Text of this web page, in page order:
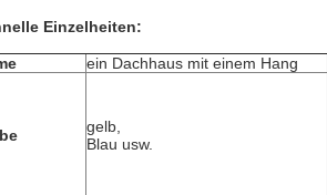
Einzelheiten:
ein Dachhaus mit einem Hang
gelb,
Blau usw.